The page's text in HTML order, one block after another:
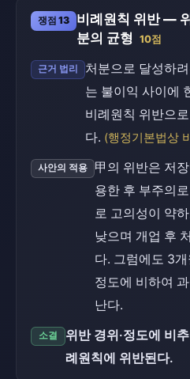
쟁점 13
비례원칙 위반 —
분의 균형 10점
근거 법리
처분으로 달성하
는 불이익 사이에
비례원칙 위반으
다. (행정기본법상
사안의 적용
甲의 위반은 저
용한 후 부주의
로 고의성이 약
낮으며 개업 후
다. 그럼에도 3
정도에 비하여
난다.
소결
위반 경위·정도에 비
례원칙에 위반된다.